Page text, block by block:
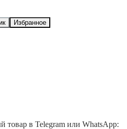
Избранное
товар в Telegram или WhatsApp: